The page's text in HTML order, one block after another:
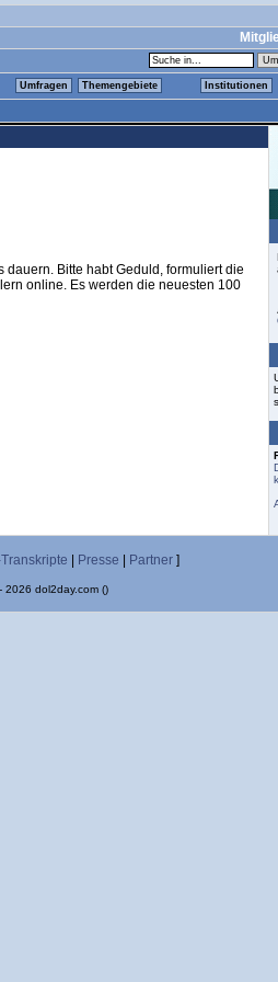
Umfragen Themengebiete Institutionen
Bitte habt Geduld, formuliert die
online. Es werden die neuesten 100
Presse Partner ]
2026 dol2day.com ()